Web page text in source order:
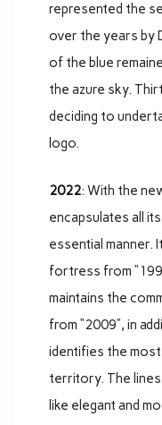
represented the
over the years by
of the blue
the azure sky.
deciding to
logo.
2022: With the
encapsulates all
essential manner.
fortress from
maintains the
from “2009”, in
identifies the
territory. The
like elegant and